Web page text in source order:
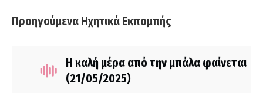
Προηγούμενα Ηχητικά Εκπομπής
Η καλή μέρα από την μπάλα φαίνεται
(21/05/2025)